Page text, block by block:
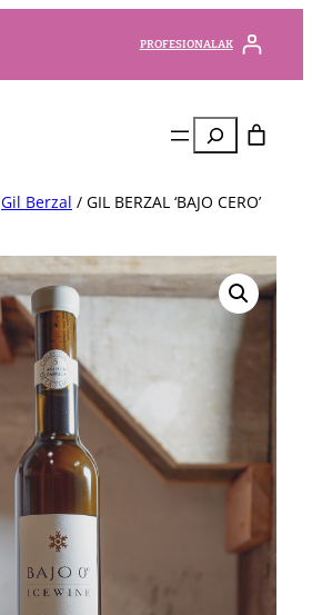
PROFESIONALAK
Bilatu
Gil Berzal / GIL BERZAL ‘BAJO CERO’